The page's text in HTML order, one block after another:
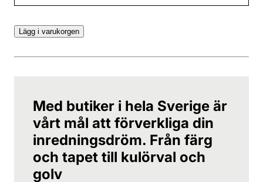
Lägg i varukorgen
Med butiker i hela Sverige är
vårt mål att förverkliga din
inredningsdröm. Från färg
och tapet till kulörval och
golv